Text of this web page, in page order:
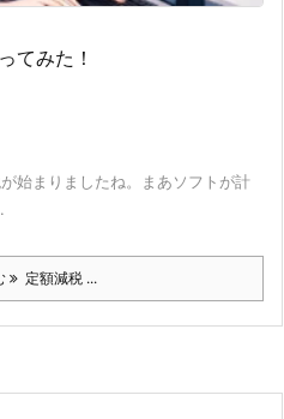
てみた！
始まりましたね。まあソフトが計
定額減税 ...